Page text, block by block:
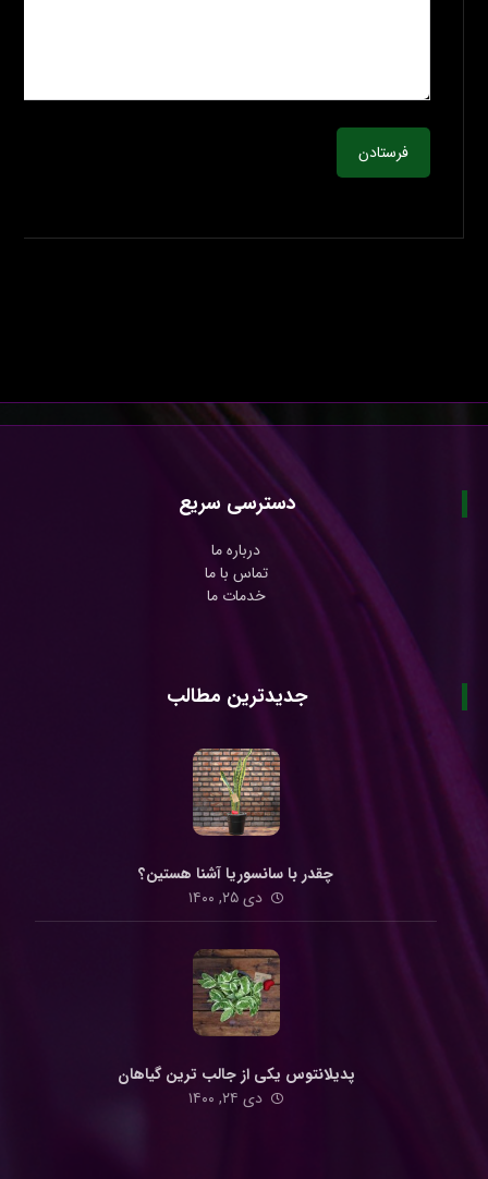
فرستادن
دسترسی سریع
درباره ما
تماس با ما
خدمات ما
جدیدترین مطالب
چقدر با سانسوریا آشنا هستین؟
دی ۲۵, ۱۴۰۰
پدیلانتوس یکی از جالب ترین گیاهان
دی ۲۴, ۱۴۰۰